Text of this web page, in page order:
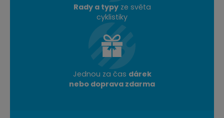
Rady a typyze světa
cyklistiky
Jednou za čas dárek
nebo doprava zdarma